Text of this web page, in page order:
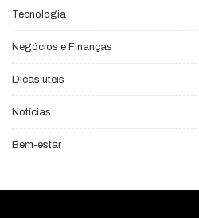
Tecnologia
Negócios e Finanças
Dicas úteis
Notícias
Bem-estar